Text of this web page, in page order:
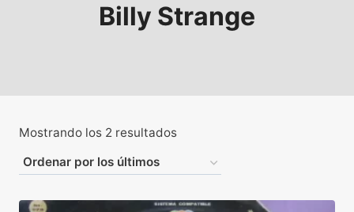
Billy Strange
Mostrando los 2 resultados